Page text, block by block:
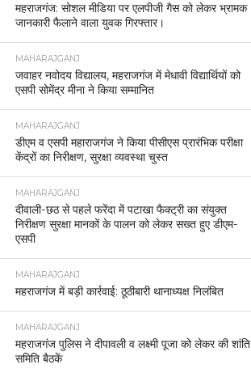
महराजगंज: सोशल मीडिया पर एलपीजी गैस को लेकर भ्रामक
जानकारी फैलाने वाला युवक गिरफ्तार।
MAHARAJGANJ
जवाहर नवोदय विद्यालय, महराजगंज में मेधावी विद्यार्थियों को
एसपी सोमेंद्र मीना ने किया सम्मानित
MAHARAJGANJ
डीएम व एसपी महाराजगंज ने किया पीसीएस प्रारंभिक परीक्षा
केंद्रों का निरीक्षण, सुरक्षा व्यवस्था चुस्त
MAHARAJGANJ
दीवाली-छठ से पहले फरेंदा में पटाखा फैक्ट्री का संयुक्त
निरीक्षण सुरक्षा मानकों के पालन को लेकर सख्त हुए डीएम-
एसपी
MAHARAJGANJ
महराजगंज में बड़ी कार्रवाई: ठूठीबारी थानाध्यक्ष निलंबित
MAHARAJGANJ
महराजगंज पुलिस ने दीपावली व लक्ष्मी पूजा को लेकर की शांति
समिति बैठकें